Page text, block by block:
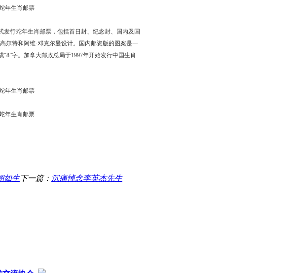
行蛇年生肖邮票，包括首日封、纪念封、国内及国
尔特和阿维·邓克尔曼设计。国内邮资版的图案是一
字。加拿大邮政总局于1997年开始发行中国生肖
如生下一篇： 沉痛悼念李英杰先生